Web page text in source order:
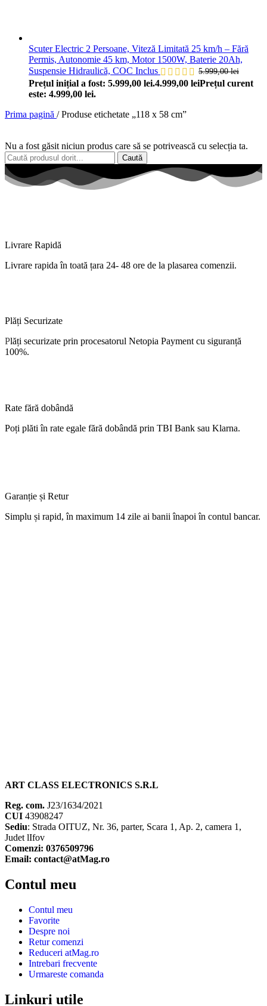
Scuter Electric 2 Persoane, Viteză Limitată 25 km/h – Fără
Permis, Autonomie 45 km, Motor 1500W, Baterie 20Ah,
Suspensie Hidraulică, COC Inclus
5.999,00lei
Prețul inițial a fost: 5.999,00 lei.4.999,00 leiPrețul curent
este: 4.999,00 lei.
Prima pagină / Produse etichetate „118 x 58 cm”
Nu a fost găsit niciun produs care să se potrivească cu selecția ta.
Caută
Livrare Rapidă
Livrare rapida în toată țara 24- 48 ore de la plasarea comenzii.
Plăți Securizate
Plăți securizate prin procesatorul Netopia Payment cu siguranță
100%.
Rate fără dobândă
Poți plăti în rate egale fără dobândă prin TBI Bank sau Klarna.
Garanție și Retur
Simplu și rapid,în maximum 14 zile ai banii înapoi în contul bancar.
ART CLASS ELECTRONICS S.R.L
Reg. com. J23/1634/2021
CUI 43908247
Sediu: Strada OITUZ, Nr. 36, parter, Scara 1, Ap. 2, camera 1,
Judet lIfov
Comenzi: 0376509796
Email: contact@atMag.ro
Contul meu
Contul meu
Favorite
Despre noi
Retur comenzi
Reduceri atMag.ro
Intrebari frecvente
Urmareste comanda
Linkuri utile